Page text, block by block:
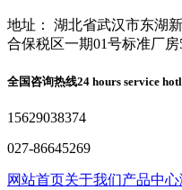
地址： 湖北省武汉市东湖
合保税区一期01号标准厂
全国咨询热线24 hours service
15629038374
027-86645269
网站首页关于我们产品中心